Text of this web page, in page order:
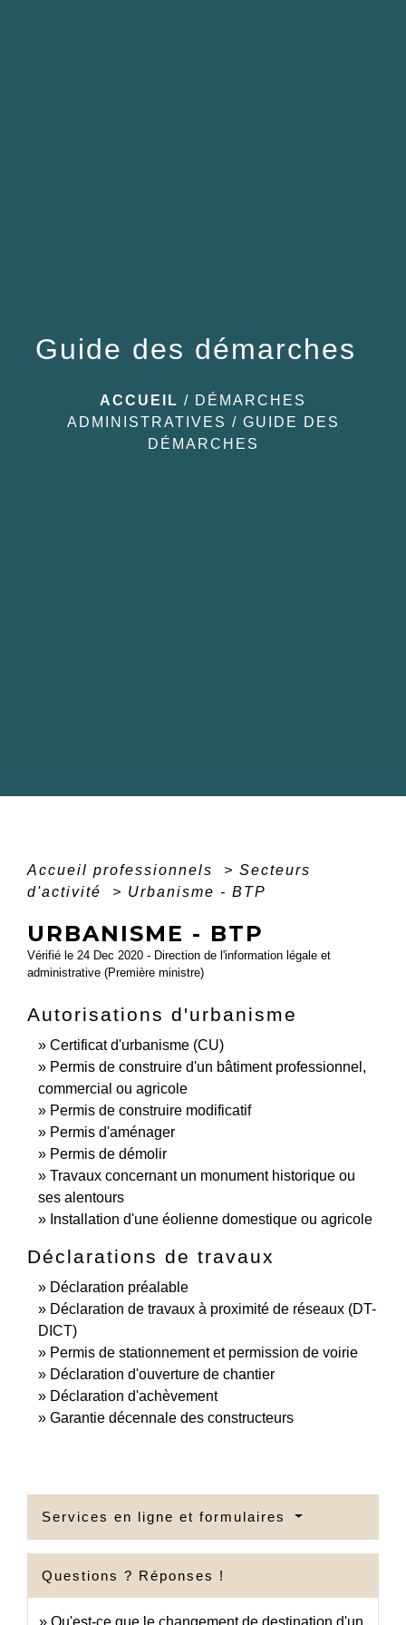
Guide des démarches
ACCUEIL / DÉMARCHES
ADMINISTRATIVES / GUIDE DES
DÉMARCHES
Accueil professionnels > Secteurs
d'activité
> Urbanisme - BTP
URBANISME - BTP
Vérifié le 24 Dec 2020 - Direction de l'information légale et
administrative (Première ministre)
Autorisations d'urbanisme
Certificat d'urbanisme (CU)
Permis de construire d'un bâtiment professionnel,
commercial ou agricole
Permis de construire modificatif
Permis d'aménager
Permis de démolir
Travaux concernant un monument historique ou
ses alentours
Installation d'une éolienne domestique ou agricole
Déclarations de travaux
Déclaration préalable
Déclaration de travaux à proximité de réseaux (DT-
DICT)
Permis de stationnement et permission de voirie
Déclaration d'ouverture de chantier
Déclaration d'achèvement
Garantie décennale des constructeurs
Services en ligne et formulaires
Questions ? Réponses !
Qu'est-ce que le changement de destination d'un